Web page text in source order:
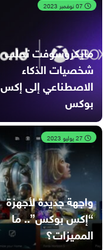
مايكروسوفت تجلب
شخصيات الذكاء
الاصطناعي إلى إكس
بوكس
واجهة جديدة لأجهزة
“إكس بوكس”.. ما
المميزات؟